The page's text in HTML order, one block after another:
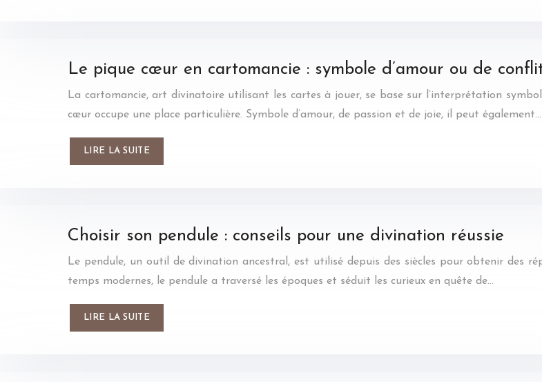
Le pique cœur en cartomancie : symbole d’amour ou de
La cartomancie, art divinatoire utilisant les cartes à jouer, se base sur l’interprétation
cœur occupe une place particulière. Symbole d’amour, de passion et de joie, il peut également…
LIRE LA SUITE
Choisir son pendule : conseils pour une divination réussie
Le pendule, un outil de divination ancestral, est utilisé depuis des siècles pour obtenir des
temps modernes, le pendule a traversé les époques et séduit les curieux en quête de…
LIRE LA SUITE